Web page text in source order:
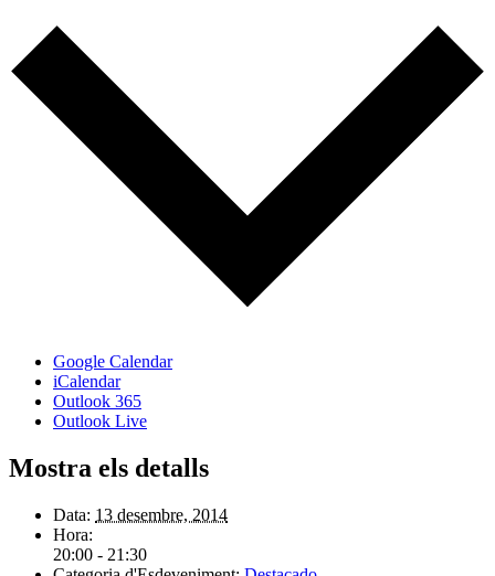
Google Calendar
iCalendar
Outlook 365
Outlook Live
Mostra els detalls
Data: 13 desembre, 2014
Hora:
20:00 - 21:30